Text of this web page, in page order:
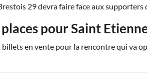
29 devra faire face aux
pour Saint
en vente pour la rencontre qui va